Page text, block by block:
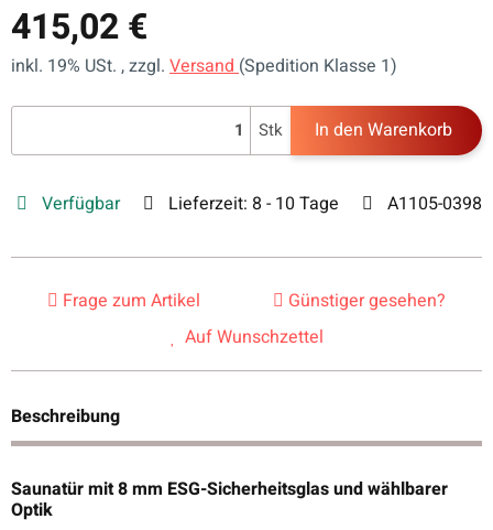
415,02 €
inkl. 19% USt. , zzgl. Versand(Spedition Klasse 1)
Stk In den Warenkorb
Verfügbar Lieferzeit: 8 - 10 Tage A1105-0398
Frage zum Artikel
Günstiger gesehen?
Auf Wunschzettel
Beschreibung
Saunatür mit 8 mm ESG-Sicherheitsglas und wählbarer
Optik